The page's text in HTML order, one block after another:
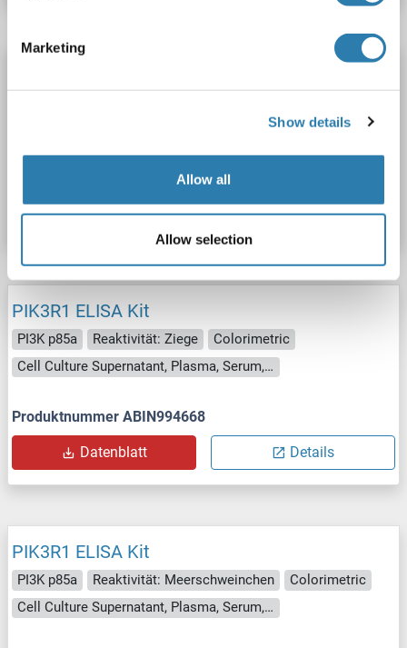
Marketing
Show details
Allow all
Allow selection
Cell Culture Supernatant, Plasma, Serum, Tissue Homogenate
Produktnummer ABIN773603
Datenblatt Details
PIK3R1 ELISA Kit
PI3K p85a Reaktivität: Ziege
Colorimetric
Cell Culture Supernatant, Plasma, Serum, Tissue Homogenate
Produktnummer ABIN994668
Datenblatt Details
PIK3R1 ELISA Kit
PI3K p85a Reaktivität: Meerschweinchen
Colorimetric
Cell Culture Supernatant, Plasma, Serum, Tissue Homogenate